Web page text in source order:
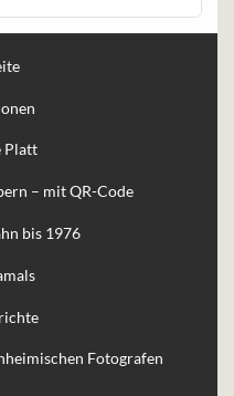
Platt
– mit QR-Code
bis 1976
Fotografen